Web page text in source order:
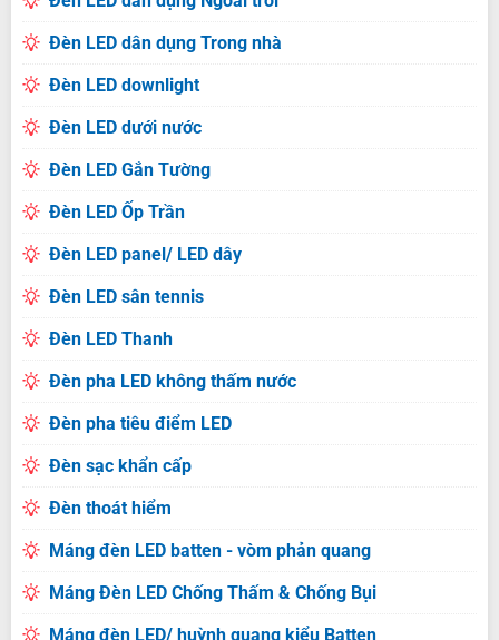
Đèn LED dân dụng Trong nhà
Đèn LED downlight
Đèn LED dưới nước
Đèn LED Gắn Tường
Đèn LED Ốp Trần
Đèn LED panel/ LED dây
Đèn LED sân tennis
Đèn LED Thanh
Đèn pha LED không thấm nước
Đèn pha tiêu điểm LED
Đèn sạc khẩn cấp
Đèn thoát hiểm
Máng đèn LED batten - vòm phản quang
Máng Đèn LED Chống Thấm & Chống Bụi
Máng đèn LED/ huỳnh quang kiểu Batten